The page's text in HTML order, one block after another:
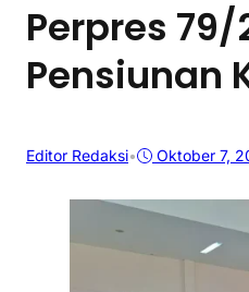
Perpres
Pensiunan
Editor Redaksi• Oktober 7,